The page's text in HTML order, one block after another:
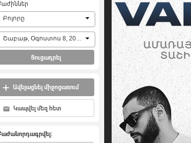
Բոլորը
Շաբաթ, Օգոստոս 8, 2026
Ցուցադրել
Ավելացնել միջոցառում
Կապվել մեզ հետ